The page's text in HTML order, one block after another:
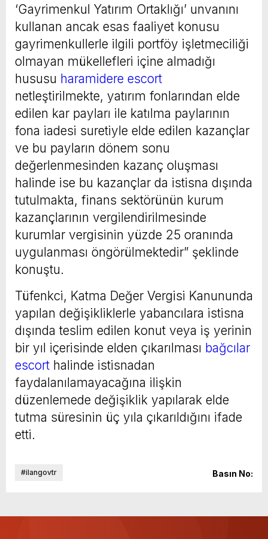
‘Gayrimenkul Yatırım Ortaklığı’ unvanını
kullanan ancak esas faaliyet konusu
gayrimenkullerle ilgili portföy işletmeciliği
olmayan mükellefleri içine almadığı
hususu haramidere escort
netleştirilmekte, yatırım fonlarından elde
edilen kar payları ile katılma paylarının
fona iadesi suretiyle elde edilen kazançlar
ve bu payların dönem sonu
değerlenmesinden kazanç oluşması
halinde ise bu kazançlar da istisna dışında
tutulmakta, finans sektörünün kurum
kazançlarının vergilendirilmesinde
kurumlar vergisinin yüzde 25 oranında
uygulanması öngörülmektedir” şeklinde
konuştu.
Tüfenkci, Katma Değer Vergisi Kanununda
yapılan değişikliklerle yabancılara istisna
dışında teslim edilen konut veya iş yerinin
bir yıl içerisinde elden çıkarılması bağcılar
escort halinde istisnadan
faydalanılamayacağına ilişkin
düzenlemede değişiklik yapılarak elde
tutma süresinin üç yıla çıkarıldığını ifade
etti.
#ilangovtr Basın No: